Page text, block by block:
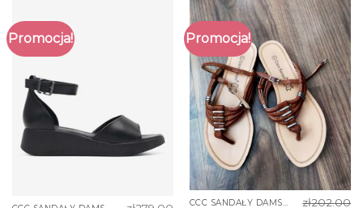
Promocja! Promocja!
CCC SANDAŁY DAMSKIE zł202.00